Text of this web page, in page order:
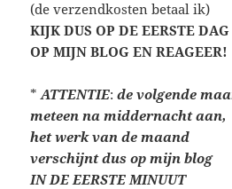
(de verzendkosten betaal ik)
KIJK DUS OP DE EERSTE
OP MIJN BLOG EN REAGEER!
*ATTENTIE:de volgende
meteen na middernacht aan,
het werk van de maand
verschijnt dus op mijn blog
IN DE EERSTE MINUUT